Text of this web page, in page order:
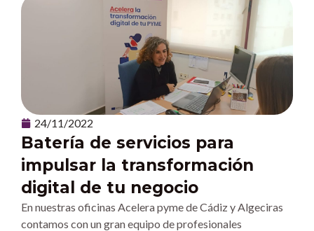
24/11/2022
Batería de servicios para
impulsar la transformación
digital de tu negocio
En nuestras oficinas Acelera pyme de Cádiz y Algeciras
contamos con un gran equipo de profesionales